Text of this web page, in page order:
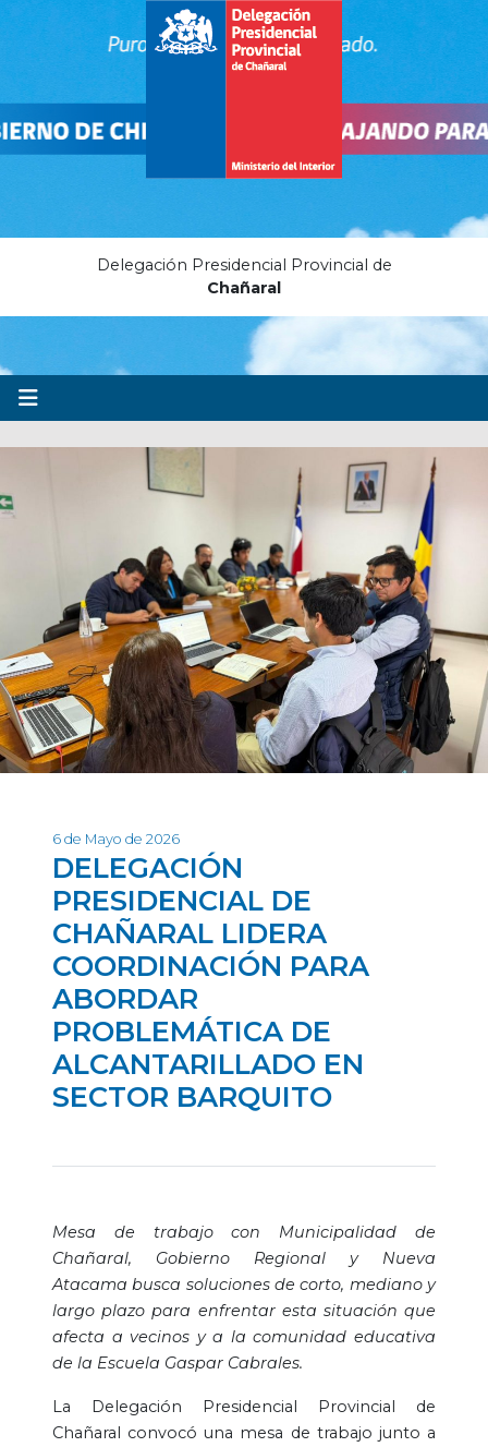
Delegación Presidencial Provincial de
Chañaral
6 de Mayo de 2026
DELEGACIÓN
PRESIDENCIAL DE
CHAÑARAL LIDERA
COORDINACIÓN PARA
ABORDAR
PROBLEMÁTICA DE
ALCANTARILLADO EN
SECTOR BARQUITO
Mesa de trabajo con Municipalidad de
Chañaral, Gobierno Regional y Nueva
Atacama busca soluciones de corto, mediano y
largo plazo para enfrentar esta situación que
afecta a vecinos y a la comunidad educativa
de la Escuela Gaspar Cabrales.
La Delegación Presidencial Provincial de
Chañaral convocó una mesa de trabajo junto a